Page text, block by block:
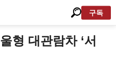
구독
형 대관람차 ‘서